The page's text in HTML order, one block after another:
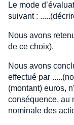
Le mode
suivant :
Nous avons
de ce choix).
Nous avons
effectué par
(montant) euros,
conséquence, au
nominale des